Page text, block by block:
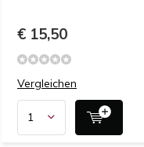
€ 15,50
Vergleichen